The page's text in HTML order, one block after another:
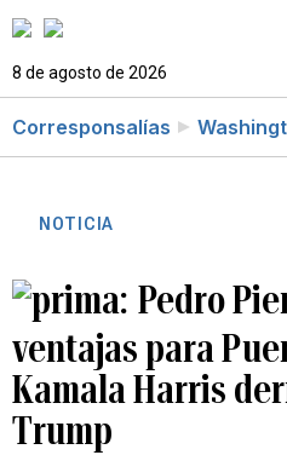
8 de agosto de 2026
Corresponsalías
NOTICIA
Pedro
ventajas para
Kamala Harris
Trump